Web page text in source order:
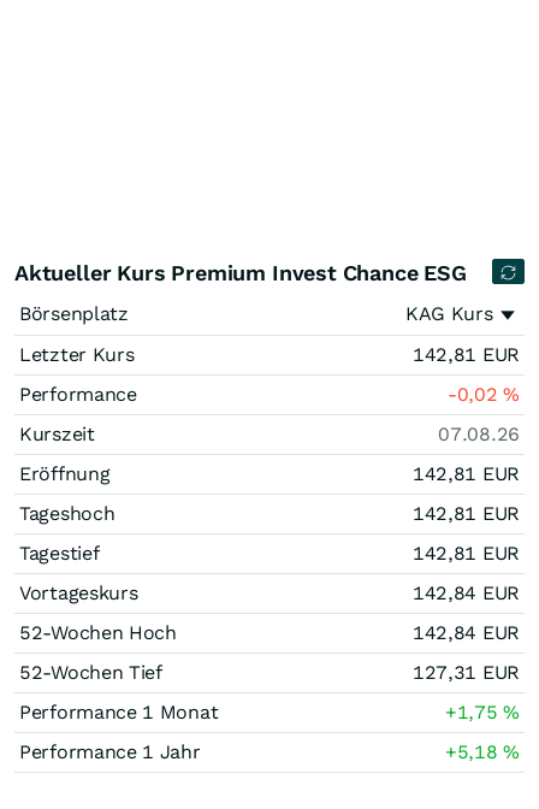
Aktueller Kurs Premium Invest Chance ESG
Börsenplatz
KAG Kurs
Letzter Kurs
142,81 EUR
Performance
-0,02%
Kurszeit
07.08.26
Eröffnung
142,81 EUR
Tageshoch
142,81 EUR
Tagestief
142,81 EUR
Vortageskurs
142,84 EUR
52-Wochen Hoch
142,84 EUR
52-Wochen Tief
127,31 EUR
Performance 1 Monat
+1,75%
Performance 1 Jahr
+5,18%